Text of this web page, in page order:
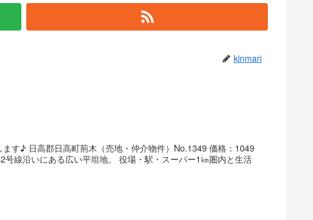
kinmari
す♪ 日高郡日高町荊木（売地・仲介物件）No.1349 価格：1049
号線沿いにある広い平坦地。 役場・駅・スーパー1㎞圏内と生活